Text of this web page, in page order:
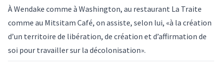
À Wendake comme à Washington, au restaurant La Traite
comme au Mitsitam Café, on assiste, selon lui, «à la création
d’un territoire de libération, de création et d’affirmation de
soi pour travailler sur la décolonisation».